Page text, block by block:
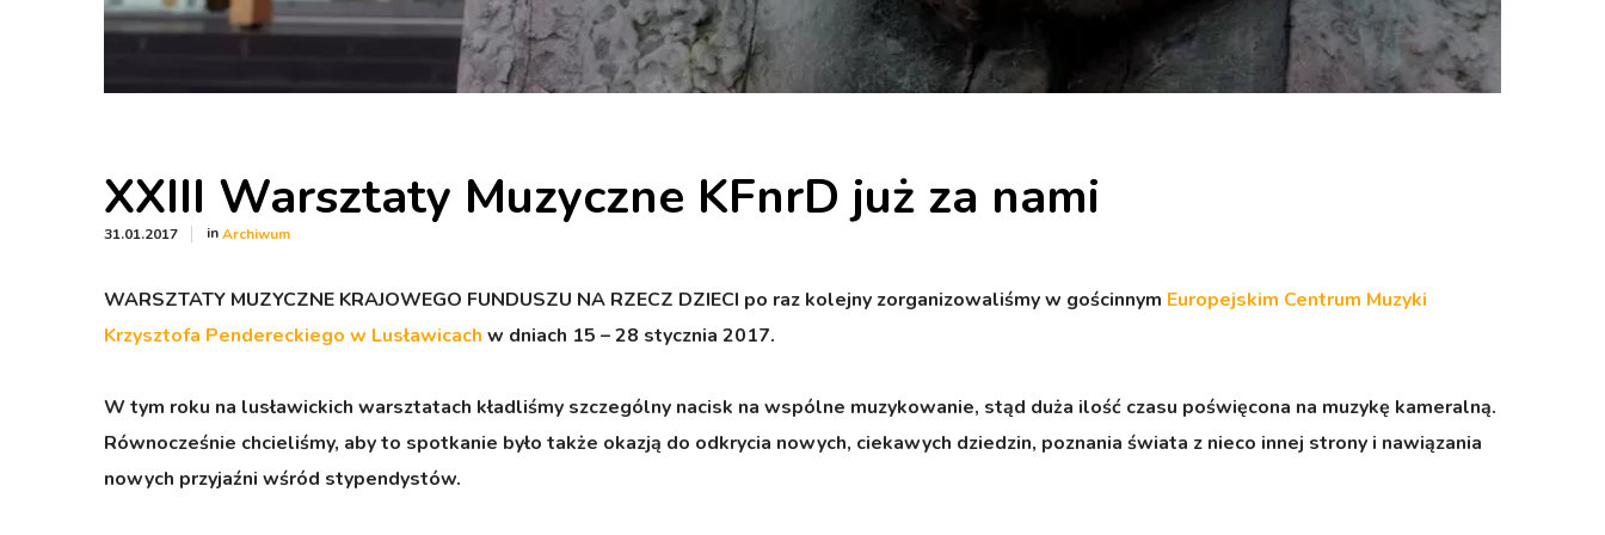
XXIII Warsztaty Muzyczne KFnrD już za nami
31.01.2017 inArchiwum
WARSZTATY MUZYCZNE KRAJOWEGO FUNDUSZU NA RZECZ DZIECI po raz kolejny zorganizowaliśmy w gościnnym Europejskim Centrum Muzyki
Krzysztofa Pendereckiego w Lusławicach w dniach 15 – 28 stycznia 2017.
W tym roku na lusławickich warsztatach kładliśmy szczególny nacisk na wspólne muzykowanie, stąd duża ilość czasu poświęcona na muzykę kameralną.
Równocześnie chcieliśmy, aby to spotkanie było także okazją do odkrycia nowych, ciekawych dziedzin, poznania świata z nieco innej strony i nawiązania
nowych przyjaźni wśród stypendystów.